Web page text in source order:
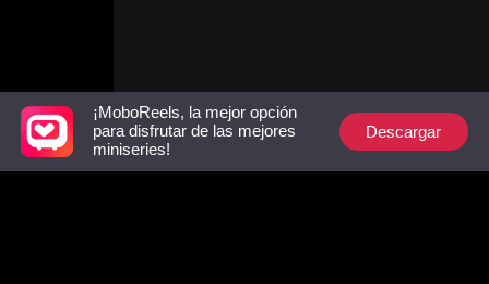
¡MoboReels, la mejor opción
para disfrutar de las mejores
miniseries!
Descargar